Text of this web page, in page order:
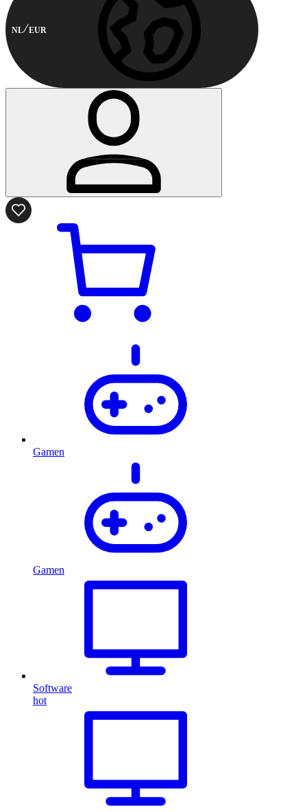
NL EUR
Gamen
Gamen
Software
hot